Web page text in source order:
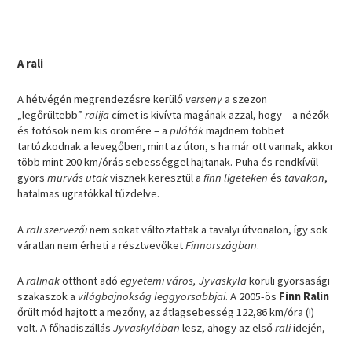
A rali
A hétvégén megrendezésre kerülő versenya szezon
„legőrültebb”ralijacímet is kivívta magának azzal, hogy – a nézők
és fotósok nem kis örömére – apilótákmajdnem többet
tartózkodnak a levegőben, mint az úton, s ha már ott vannak, akkor
több mint 200 km/órás sebességgel hajtanak. Puha és rendkívül
gyorsmurvás utakvisznek keresztül afinn ligeteken és tavakon,
hatalmas ugratókkal tűzdelve.
Arali szervezőinem sokat változtattak a tavalyi útvonalon, így sok
váratlan nem érheti a résztvevőketFinnországban.
Aralinakotthont adóegyetemi város, Jyvaskylakörüli gyorsasági
szakaszok a világbajnokság leggyorsabbjai. A 2005-ös Finn Ralin
őrült mód hajtott a mezőny, az átlagsebesség 122,86 km/óra (!)
volt. A főhadiszállásJyvaskylában lesz, ahogy az elsőraliidején,